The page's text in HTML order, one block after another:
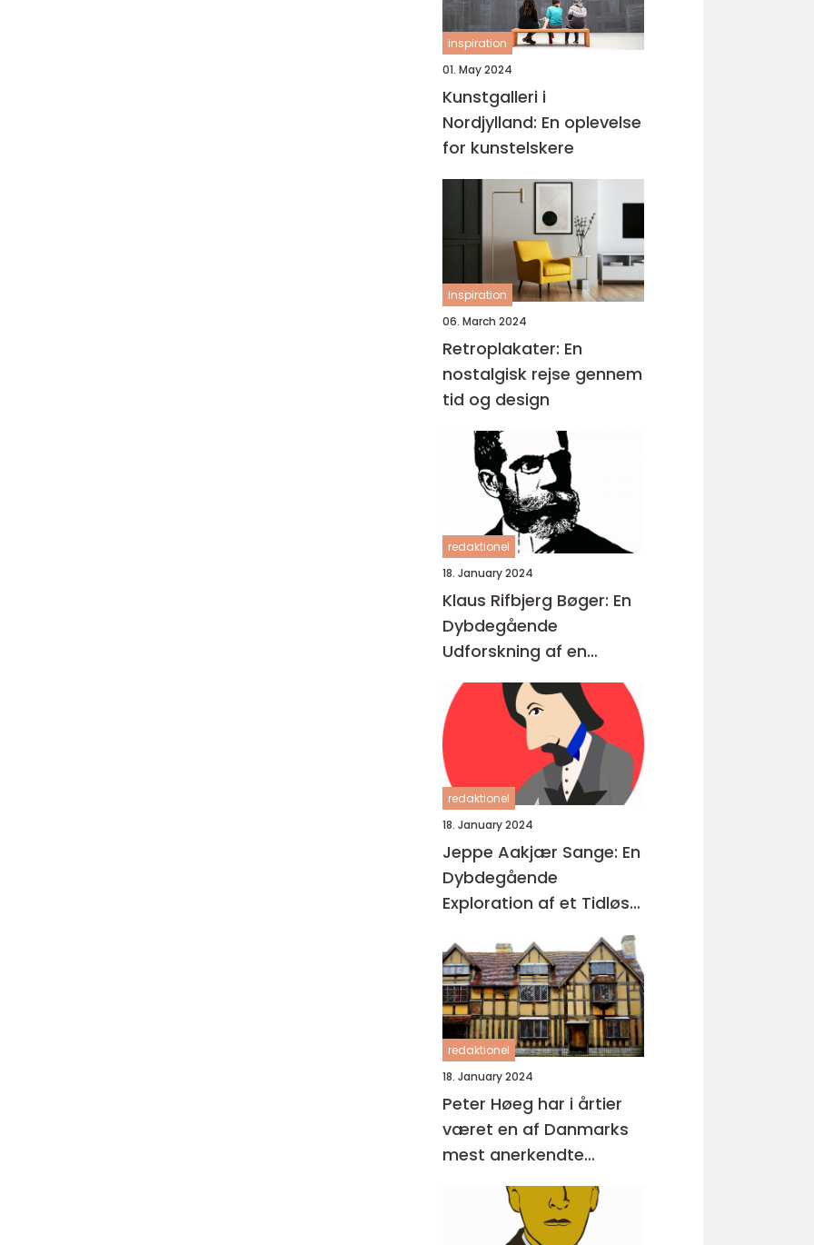
inspiration
01. May 2024
Kunstgalleri i
Nordjylland: En oplevelse
for kunstelskere
inspiration
06. March 2024
Retroplakater: En
nostalgisk rejse gennem
tid og design
redaktionel
18. January 2024
Klaus Rifbjerg Bøger: En
Dybdegående
Udforskning af en
Litterær Storhed
redaktionel
18. January 2024
Jeppe Aakjær Sange: En
Dybdegående
Exploration af et Tidløst
redaktionel
18. January 2024
Peter Høeg har i årtier
været en af Danmarks
mest anerkendte
forfattere med sine
unikke og
tankevækkende bøger